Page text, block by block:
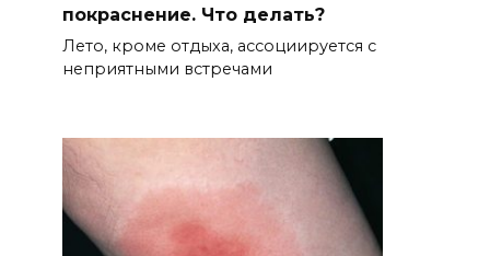
покраснение. Что делать?
Лето, кроме отдыха, ассоциируется с
неприятными встречами